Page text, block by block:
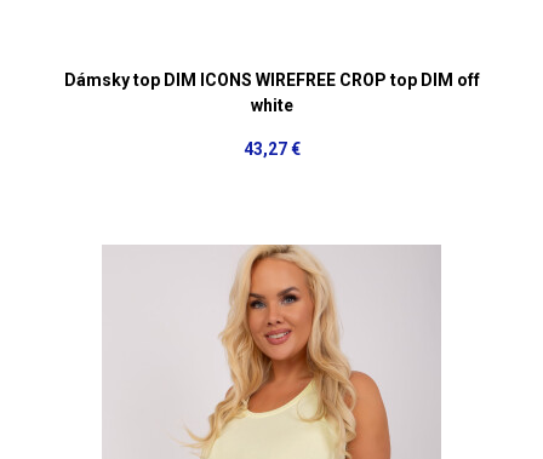
Dámsky top DIM ICONS WIREFREE CROP top DIM off
white
43,27 €